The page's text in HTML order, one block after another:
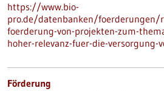
https://www.bio-
pro.de/datenbanken/foerderungen/
foerderung-von-projekten-zum-
hoher-relevanz-fuer-die-
Förderung